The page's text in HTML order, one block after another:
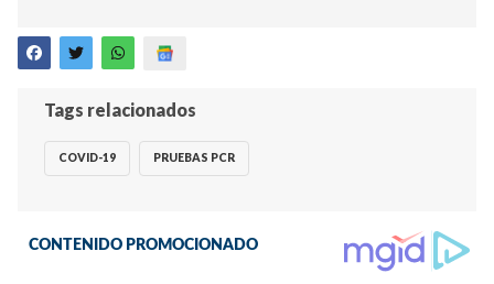
Tags relacionados
COVID-19 PRUEBAS PCR